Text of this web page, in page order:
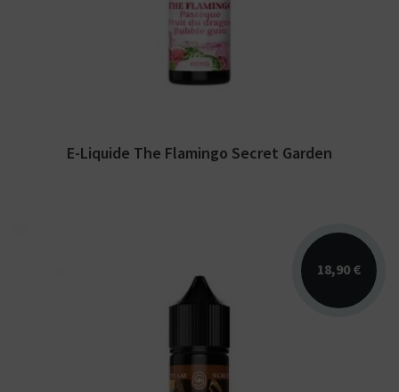
E-Liquide The Flamingo Secret Garden
18,90 €